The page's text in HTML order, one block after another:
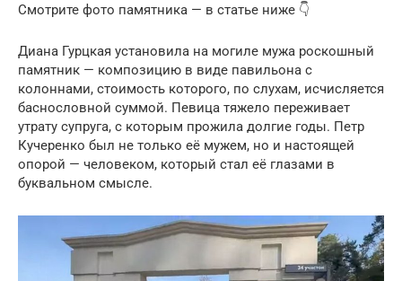
Смотрите фото памятника — в статье ниже 👇
Диана Гурцкая установила на могиле мужа роскошный
памятник — композицию в виде павильона с
колоннами, стоимость которого, по слухам, исчисляется
баснословной суммой. Певица тяжело переживает
утрату супруга, с которым прожила долгие годы. Петр
Кучеренко был не только её мужем, но и настоящей
опорой — человеком, который стал её глазами в
буквальном смысле.